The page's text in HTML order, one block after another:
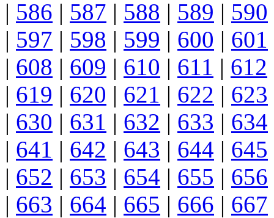
| 586 | 587 | 588 | 589 | 590
| 597 | 598 | 599 | 600 | 601
| 608 | 609 | 610 | 611 | 612
| 619 | 620 | 621 | 622 | 623
| 630 | 631 | 632 | 633 | 634
| 641 | 642 | 643 | 644 | 645
| 652 | 653 | 654 | 655 | 656
| 663 | 664 | 665 | 666 | 667